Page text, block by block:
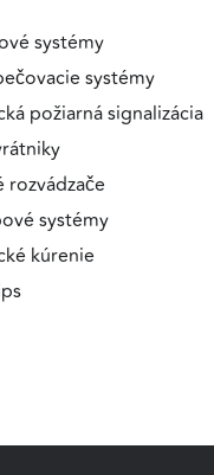
systémy
systémy
požiarná signalizácia
rozvádzače
systémy
kúrenie